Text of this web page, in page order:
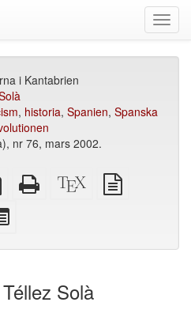
i Kantabrien
, historia, Spanien, Spanska
nr 76, mars 2002.
EPUB
(för
mobila
enheter)
Fristående
HTML
XeLaTeX
källa
for
bookbuilderSolà